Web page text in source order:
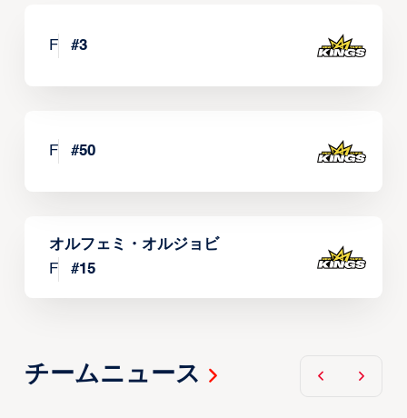
F #3
F #50
オルフェミ・オルジョビ
F
#15
チームニュース